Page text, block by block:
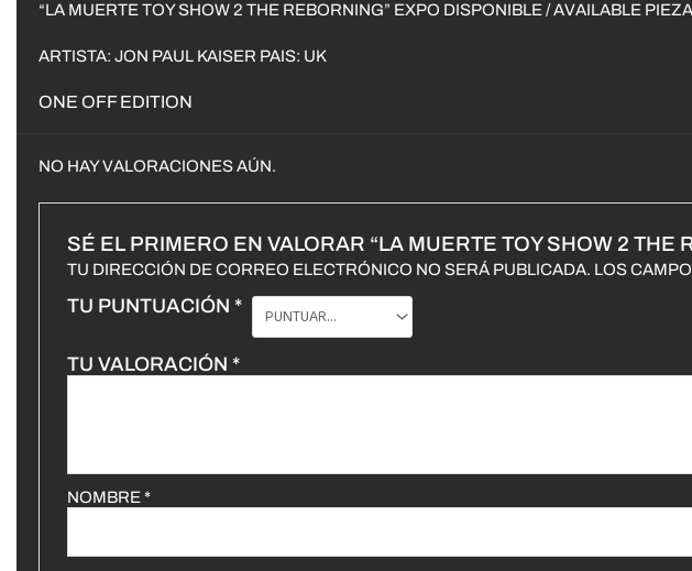
“LA MUERTE TOY SHOW 2 THE REBORNING” EXPO DISPONIBLE / AVAILABLE
ARTISTA: JON PAUL KAISER PAIS: UK
ONE OFF EDITION
NO HAY VALORACIONES AÚN.
SÉ EL PRIMERO EN VALORAR “LA MUERTE TOY SHOW 2 THE
TU DIRECCIÓN DE CORREO ELECTRÓNICO NO SERÁ PUBLICADA. LOS
TU PUNTUACIÓN *
TU VALORACIÓN *
NOMBRE*